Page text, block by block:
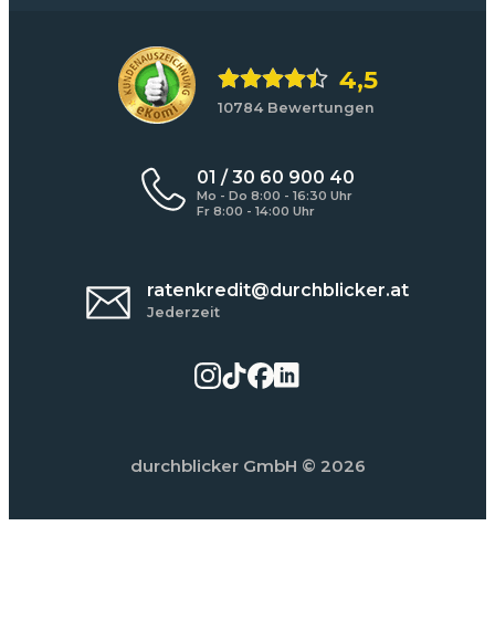
4,5
10784 Bewertungen
01 / 30 60 900 40
Mo - Do 8:00 - 16:30 Uhr
Fr 8:00 - 14:00 Uhr
ratenkredit@durchblicker.at
Jederzeit
durchblicker GmbH © 2026